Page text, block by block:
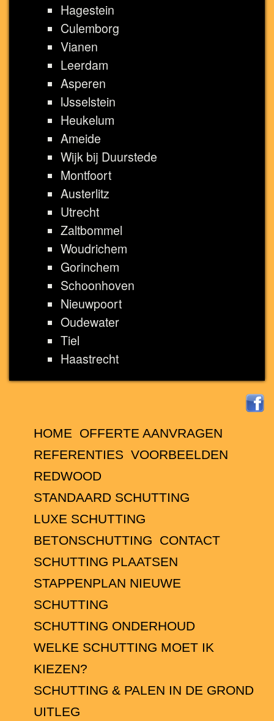
Hagestein
Culemborg
Vianen
Leerdam
Asperen
IJsselstein
Heukelum
Ameide
Wijk bij Duurstede
Montfoort
Austerlitz
Utrecht
Zaltbommel
Woudrichem
Gorinchem
Schoonhoven
Nieuwpoort
Oudewater
Tiel
Haastrecht
HOME
OFFERTE AANVRAGEN
REFERENTIES VOORBEELDEN
REDWOOD
STANDAARD SCHUTTING
LUXE SCHUTTING
BETONSCHUTTING
CONTACT
SCHUTTING PLAATSEN
STAPPENPLAN NIEUWE
SCHUTTING
SCHUTTING ONDERHOUD
WELKE SCHUTTING MOET IK
KIEZEN?
SCHUTTING & PALEN IN DE GROND
UITLEG